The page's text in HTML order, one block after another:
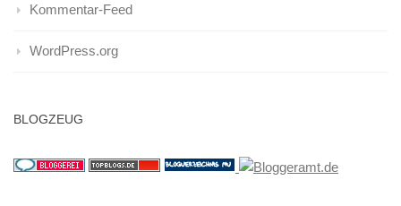
Kommentar-Feed
WordPress.org
BLOGZEUG